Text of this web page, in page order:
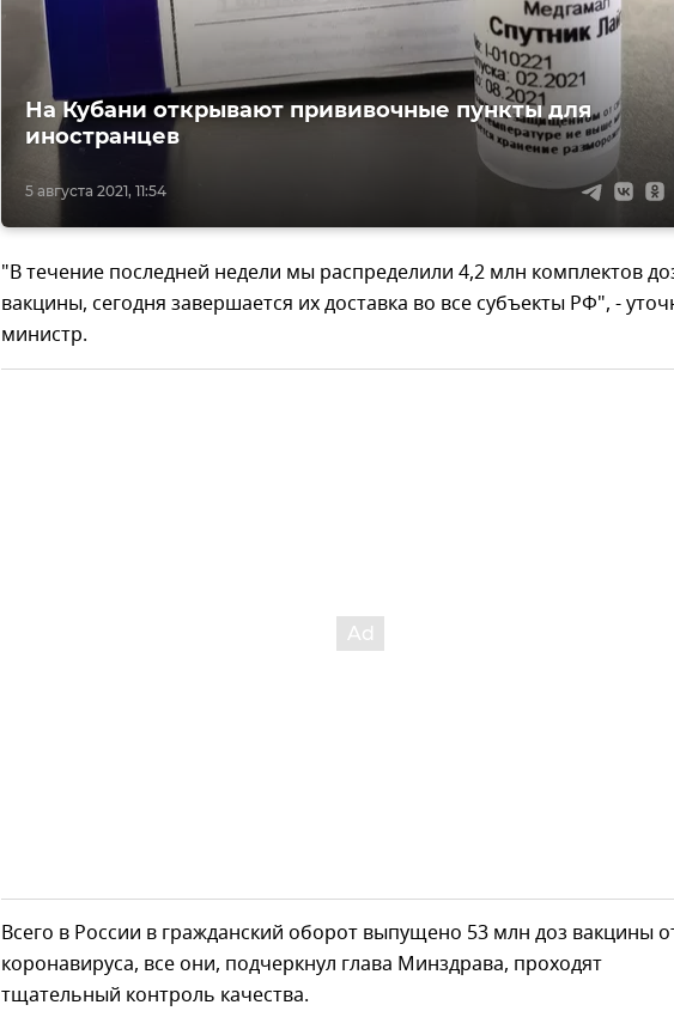
5 августа 2021, 11:54
На Кубани открывают прививочные пункты для
иностранцев
"В течение последней недели мы распределили 4,2 млн комплектов
вакцины, сегодня завершается их доставка во все субъекты РФ", -
министр.
Всего в России в гражданский оборот выпущено 53 млн доз вакцины
коронавируса, все они, подчеркнул глава Минздрава, проходят
тщательный контроль качества.